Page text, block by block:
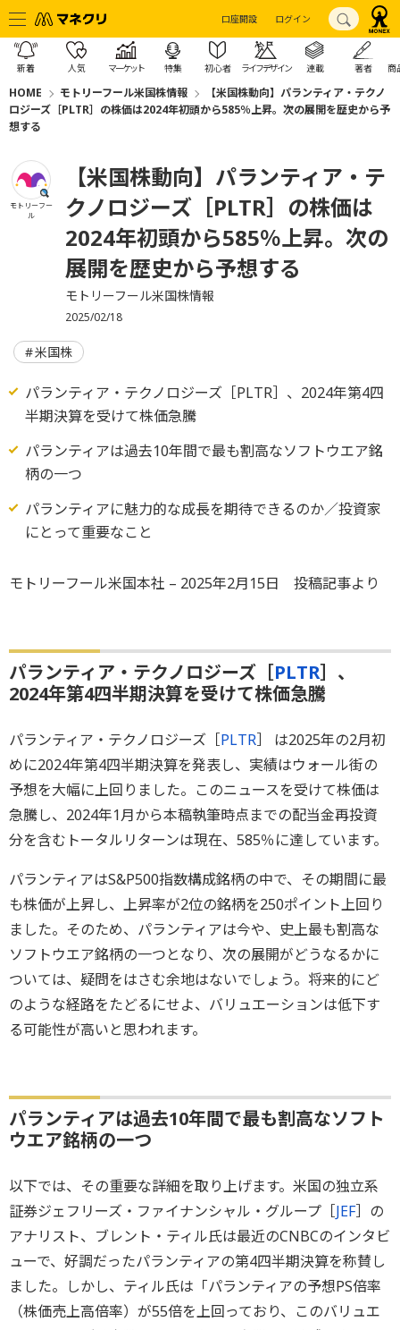
口座開設 ログイン
新着 人気 マーケット 特集 初心者 ライフデザイン 連載 著者 商
HOME モトリーフール米国株情報
【米国株動向】パランティア・テクノ
ロジーズ［PLTR］の株価は2024年初頭から585％上昇。次の展開を歴史から予
想する
モトリーフー
ル
【米国株動向】パランティア・テ
クノロジーズ［PLTR］の株価は
2024年初頭から585％上昇。次の
展開を歴史から予想する
モトリーフール米国株情報
2025/02/18
米国株
パランティア・テクノロジーズ［PLTR］、2024年第4四
半期決算を受けて株価急騰
パランティアは過去10年間で最も割高なソフトウエア銘
柄の一つ
パランティアに魅力的な成長を期待できるのか／投資家
にとって重要なこと
モトリーフール米国本社 – 2025年2月15日 投稿記事より
パランティア・テクノロジーズ［PLTR］、
2024年第4四半期決算を受けて株価急騰
パランティア・テクノロジーズ［PLTR］ は2025年の2月初
めに2024年第4四半期決算を発表し、実績はウォール街の
予想を大幅に上回りました。このニュースを受けて株価は
急騰し、2024年1月から本稿執筆時点までの配当金再投資
分を含むトータルリターンは現在、585％に達しています。
パランティアはS&P500指数構成銘柄の中で、その期間に最
も株価が上昇し、上昇率が2位の銘柄を250ポイント上回り
ました。そのため、パランティアは今や、史上最も割高な
ソフトウエア銘柄の一つとなり、次の展開がどうなるかに
ついては、疑問をはさむ余地はないでしょう。将来的にど
のような経路をたどるにせよ、バリュエーションは低下す
る可能性が高いと思われます。
パランティアは過去10年間で最も割高なソフト
ウエア銘柄の一つ
以下では、その重要な詳細を取り上げます。米国の独立系
証券ジェフリーズ・ファイナンシャル・グループ［JEF］の
アナリスト、ブレント・ティル氏は最近のCNBCのインタビ
ューで、好調だったパランティアの第4四半期決算を称賛し
ました。しかし、ティル氏は「パランティアの予想PS倍率
（株価売上高倍率）が55倍を上回っており、このバリュエ